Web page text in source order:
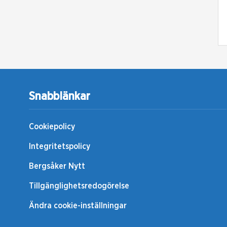
Snabblänkar
Cookiepolicy
Integritetspolicy
Bergsåker Nytt
Tillgänglighetsredogörelse
Ändra cookie-inställningar